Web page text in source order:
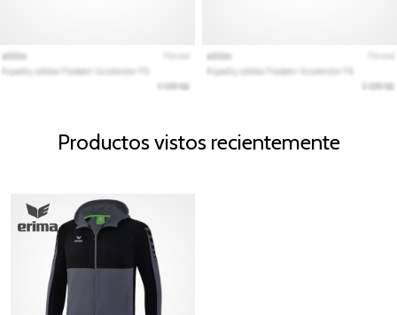
Productos vistos recientemente